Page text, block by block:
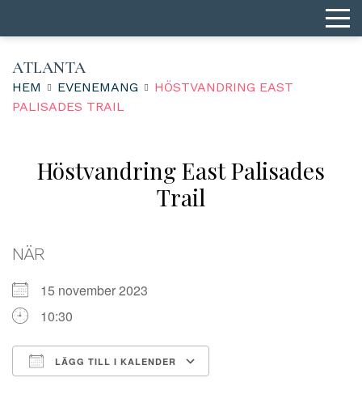
ATLANTA
HEM EVENEMANG
HÖSTVANDRING EAST
PALISADES TRAIL
Höstvandring East Palisades
Trail
NÄR
15 november 2023
10:30
LÄGG TILL I KALENDER